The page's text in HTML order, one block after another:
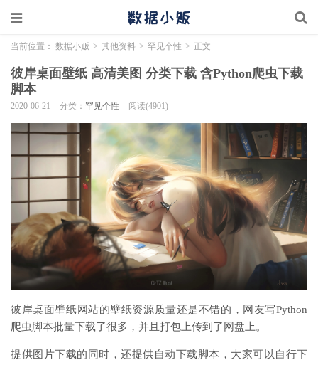
当前位置： 数据小贩 > 其他资料 > 罕见个性 > 正文
彼岸桌面壁纸 高清美图 分类下载 含Python爬虫下载
脚本
2020-06-21 分类： 罕见个性 阅读(4901)
彼岸桌面壁纸网站的壁纸资源质量还是不错的，网友写Python
爬虫脚本批量下载了很多，并且打包上传到了网盘上。
提供图片下载的同时，还提供自动下载脚本，大家可以自行下